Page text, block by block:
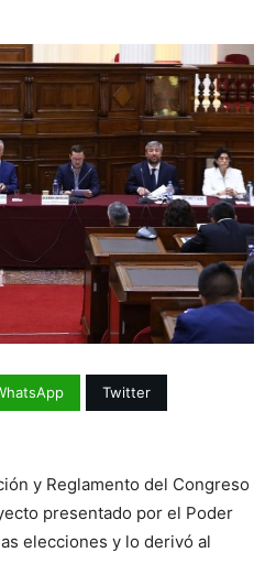
Twitter
y Reglamento del Congreso
presentado por el Poder
elecciones y lo derivó al